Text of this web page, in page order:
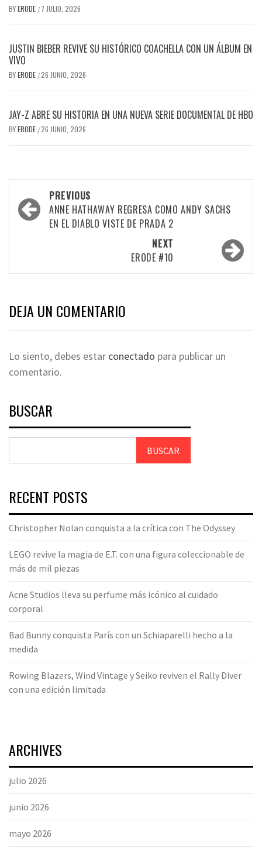
BYERODE / 7 JULIO, 2026
JUSTIN BIEBER REVIVE SU HISTÓRICO COACHELLA CON UN ÁLBUM EN
VIVO
BYERODE /26 JUNIO, 2026
JAY-Z ABRE SU HISTORIA EN UNA NUEVA SERIE DOCUMENTAL DE HBO
BYERODE /26 JUNIO, 2026
PREVIOUS
ANNE HATHAWAY REGRESA COMO ANDY SACHS
EN EL DIABLO VISTE DE PRADA 2
NEXT
ERODE #10
DEJA UN COMENTARIO
Lo siento, debes estar conectado para publicar un
comentario.
BUSCAR
BUSCAR
RECENT POSTS
Christopher Nolan conquista a la crítica con The Odyssey
LEGO revive la magia de E.T. con una figura coleccionable de
más de mil piezas
Acne Studios lleva su perfume más icónico al cuidado
corporal
Bad Bunny conquista París con un Schiaparelli hecho a la
medida
Rowing Blazers, Wind Vintage y Seiko reviven el Rally Diver
con una edición limitada
ARCHIVES
julio 2026
junio 2026
mayo 2026